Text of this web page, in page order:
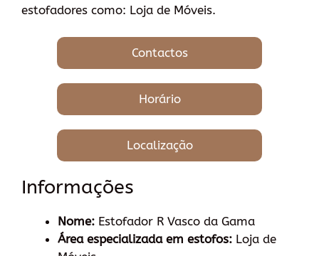
estofadores como: Loja de Móveis.
Contactos
Horário
Localização
Informações
Nome: Estofador R Vasco da Gama
Área especializada em estofos: Loja de